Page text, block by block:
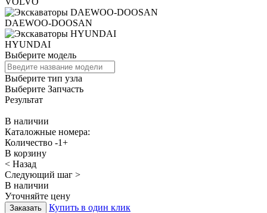
DAEWOO-DOOSAN
HYUNDAI
Выберите модель
Выберите тип узла
Выберите Запчасть
Результат
В наличии
Каталожные номера:
Количество -1+
В корзину
< Назад
Следующий шаг >
В наличии
Уточняйте цену
Купить в один клик